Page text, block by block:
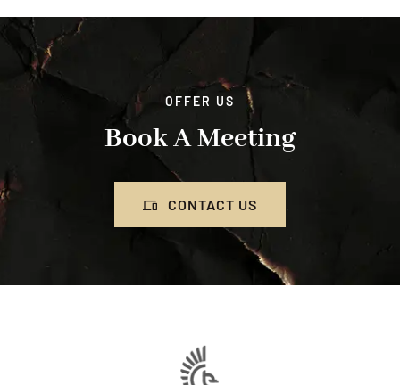
OFFER US
Book A Meeting
CONTACT US